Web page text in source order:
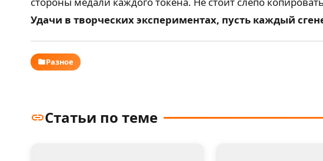
Удачи в творческих экспериментах, пусть каждый
Разное
Статьи по теме